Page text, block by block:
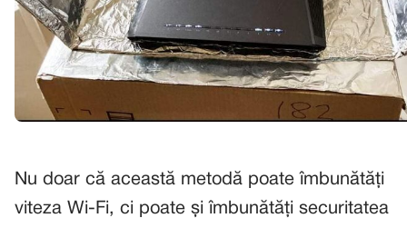
Nu doar că această metodă poate îmbunătăți
viteza Wi-Fi, ci poate și îmbunătăți securitatea